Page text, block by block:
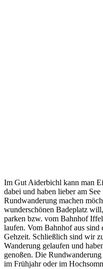
Im Gut Aiderbichl kann man
dabei und haben lieber am
Rundwanderung machen
wunderschönen Badeplatz
parken bzw. vom Bahnhof
laufen. Vom Bahnhof aus sind
Gehzeit. Schließlich sind wir
Wanderung gelaufen und
genoßen. Die
im Frühjahr oder im